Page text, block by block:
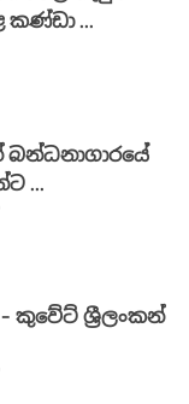
කණ්ඩා...
බන්ධනාගාරයේ
...
කුවේට් ශ්‍රීලංකන්